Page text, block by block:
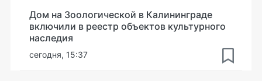
Дом на Зоологической в Калининграде
включили в реестр объектов культурного
наследия
сегодня, 15:37